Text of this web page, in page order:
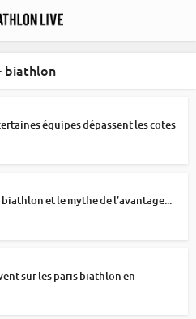
biathlon
équipes dépassent les cotes
biathlon et le mythe de l’avantage...
sur les paris biathlon en